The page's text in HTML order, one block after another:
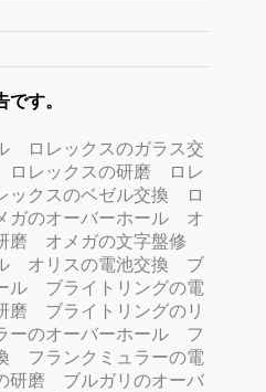
す。
ロレックスのガラス交
ロレックスの研磨
ロレ
ックスのベゼル交換
ロ
ガのオーバーホール
オ
磨
オメガの文字盤修
オリスの電池交換
ブ
ル
ブライトリングの電
磨
ブライトリングのリ
ーのオーバーホール
フ
フランクミュラーの電
研磨
ブルガリのオーバ